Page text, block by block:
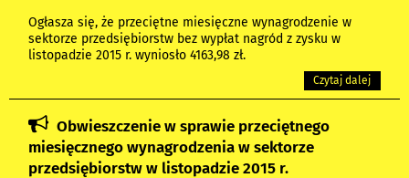
Ogłasza się, że przeciętne miesięczne wynagrodzenie w
sektorze przedsiębiorstw bez wypłat nagród z zysku w
listopadzie 2015 r. wyniosło 4163,98 zł.
Czytaj dalej
Obwieszczenie w sprawie przeciętnego
miesięcznego wynagrodzenia w sektorze
przedsiębiorstw w listopadzie 2015 r.